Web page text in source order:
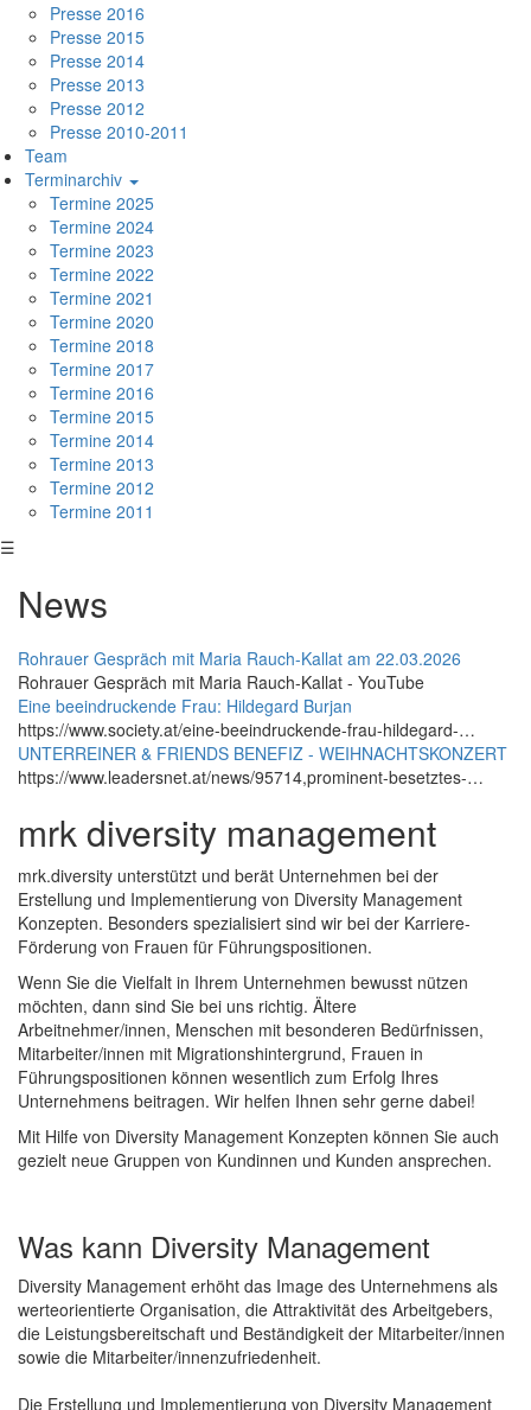
Presse 2016
Presse 2015
Presse 2014
Presse 2013
Presse 2012
Presse 2010-2011
Team
Terminarchiv
Termine 2025
Termine 2024
Termine 2023
Termine 2022
Termine 2021
Termine 2020
Termine 2018
Termine 2017
Termine 2016
Termine 2015
Termine 2014
Termine 2013
Termine 2012
Termine 2011
☰
News
Rohrauer Gespräch mit Maria Rauch-Kallat am 22.03.2026
Rohrauer Gespräch mit Maria Rauch-Kallat - YouTube
Eine beeindruckende Frau: Hildegard Burjan
https://www.society.at/eine-beeindruckende-frau-hildegard-…
UNTERREINER & FRIENDS BENEFIZ - WEIHNACHTSKONZERT
https://www.leadersnet.at/news/95714,prominent-besetztes-…
mrk diversity management
mrk.diversity unterstützt und berät Unternehmen bei der
Erstellung und Implementierung von Diversity Management
Konzepten. Besonders spezialisiert sind wir bei der Karriere-
Förderung von Frauen für Führungspositionen.
Wenn Sie die Vielfalt in Ihrem Unternehmen bewusst nützen
möchten, dann sind Sie bei uns richtig. Ältere
Arbeitnehmer/innen, Menschen mit besonderen Bedürfnissen,
Mitarbeiter/innen mit Migrationshintergrund, Frauen in
Führungspositionen können wesentlich zum Erfolg Ihres
Unternehmens beitragen. Wir helfen Ihnen sehr gerne dabei!
Mit Hilfe von Diversity Management Konzepten können Sie auch
gezielt neue Gruppen von Kundinnen und Kunden ansprechen.
Was kann Diversity Management
Diversity Management erhöht das Image des Unternehmens als
werteorientierte Organisation, die Attraktivität des Arbeitgebers,
die Leistungsbereitschaft und Beständigkeit der Mitarbeiter/innen
sowie die Mitarbeiter/innenzufriedenheit.
Die Erstellung und Implementierung von Diversity Management